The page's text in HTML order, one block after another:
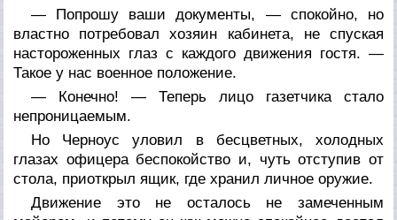
— Попрошу ваши документы, — спокойно, но
властно потребовал хозяин кабинета, не спуская
настороженных глаз с каждого движения гостя. —
Такое у нас военное положение.
— Конечно! — Теперь лицо газетчика стало
непроницаемым.
Но Черноус уловил в бесцветных, холодных
глазах офицера беспокойство и, чуть отступив от
стола, приоткрыл ящик, где хранил личное оружие.
Движение это не осталось не замеченным